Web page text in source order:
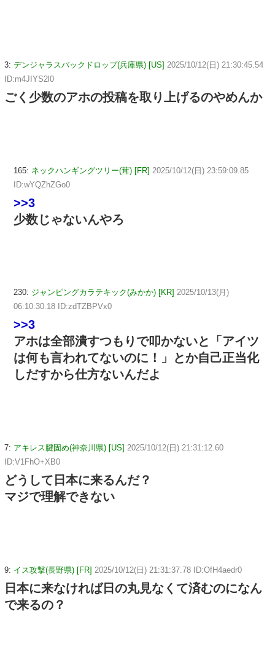
3: デンジャラスバックドロップ(兵庫県) [US] 2025/10/12(日) 21:30:45.54
ID:m4JIYS2l0
ごく少数のアホの投稿を取り上げるのやめんか
165: ネックハンギングツリー(茸) [FR] 2025/10/12(日) 23:59:09.85
ID:wYQZhZGo0
>>3
少数じゃないんやろ
230: ジャンピングカラテキック(みかか) [KR] 2025/10/13(月)
06:10:30.18 ID:zdTZBPVx0
>>3
アホは全部潰すつもりで叩かないと「アイツ
は何も言われてないのに！」とか自己正当化
しだすから仕方ないんだよ
7: アキレス腱固め(神奈川県) [US] 2025/10/12(日) 21:31:12.60
ID:V1FhO+XB0
どうして日本に来るんだ？
マジで理解できない
9: イス攻撃(長野県) [FR] 2025/10/12(日) 21:31:37.78 ID:OfH4aedr0
日本に来なければ日の丸見なくて済むのになん
で来るの？